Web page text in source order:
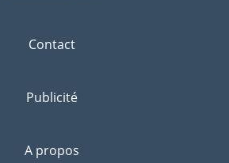
Contact
Publicité
A propos